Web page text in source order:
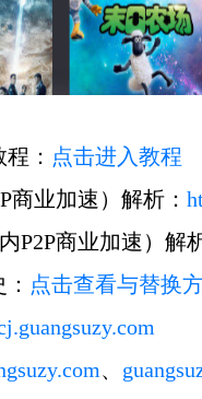
： 点击进入教程
商业加速）解析：
P2P商业加速）解
点击查看与替换
、